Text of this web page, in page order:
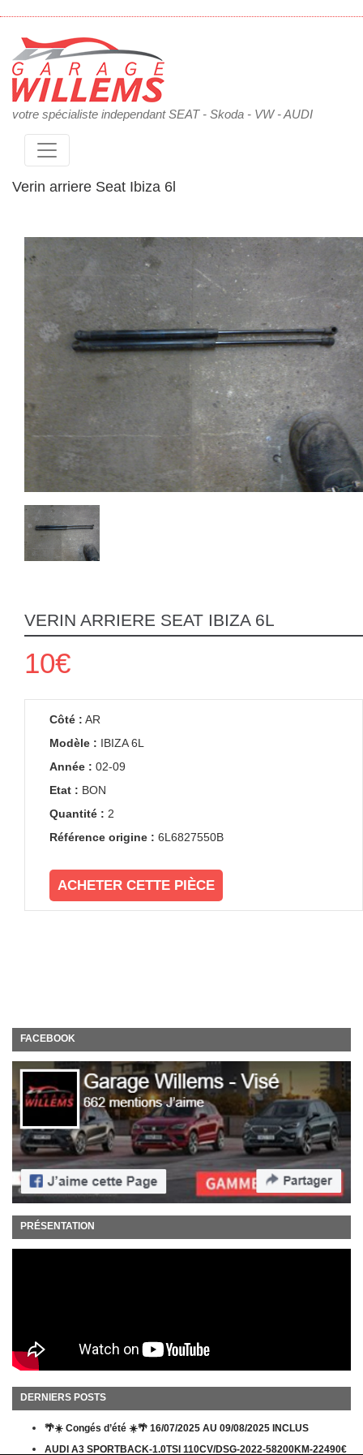
votre spécialiste independant SEAT - Skoda - VW - AUDI
Verin arriere Seat Ibiza 6l
VERIN ARRIERE SEAT IBIZA 6L
10€
Côté : AR
Modèle : IBIZA 6L
Année : 02-09
Etat : BON
Quantité : 2
Référence origine : 6L6827550B
ACHETER CETTE PIÈCE
FACEBOOK
PRÉSENTATION
DERNIERS POSTS
🌴☀️ Congés d’été ☀️🌴 16/07/2025 AU 09/08/2025 INCLUS
AUDI A3 SPORTBACK-1.0TSI 110CV/DSG-2022-58200KM-22490€